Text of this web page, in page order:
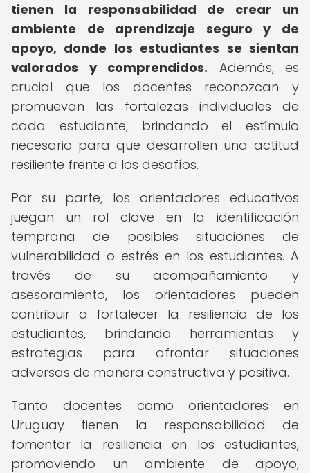
tienen la responsabilidad de crear un
ambiente de aprendizaje seguro y de
apoyo, donde los estudiantes se sientan
valorados y comprendidos. Además, es
crucial que los docentes reconozcan y
promuevan las fortalezas individuales de
cada estudiante, brindando el estímulo
necesario para que desarrollen una actitud
resiliente frente a los desafíos.
Por su parte, los orientadores educativos
juegan un rol clave en la identificación
temprana de posibles situaciones de
vulnerabilidad o estrés en los estudiantes. A
través de su acompañamiento y
asesoramiento, los orientadores pueden
contribuir a fortalecer la resiliencia de los
estudiantes, brindando herramientas y
estrategias para afrontar situaciones
adversas de manera constructiva y positiva.
Tanto docentes como orientadores en
Uruguay tienen la responsabilidad de
fomentar la resiliencia en los estudiantes,
promoviendo un ambiente de apoyo,